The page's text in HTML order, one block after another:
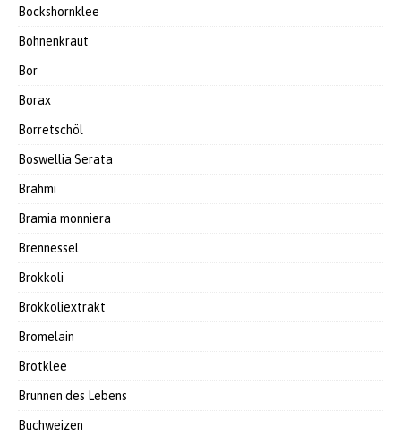
Bockshornklee
Bohnenkraut
Bor
Borax
Borretschöl
Boswellia Serata
Brahmi
Bramia monniera
Brennessel
Brokkoli
Brokkoliextrakt
Bromelain
Brotklee
Brunnen des Lebens
Buchweizen